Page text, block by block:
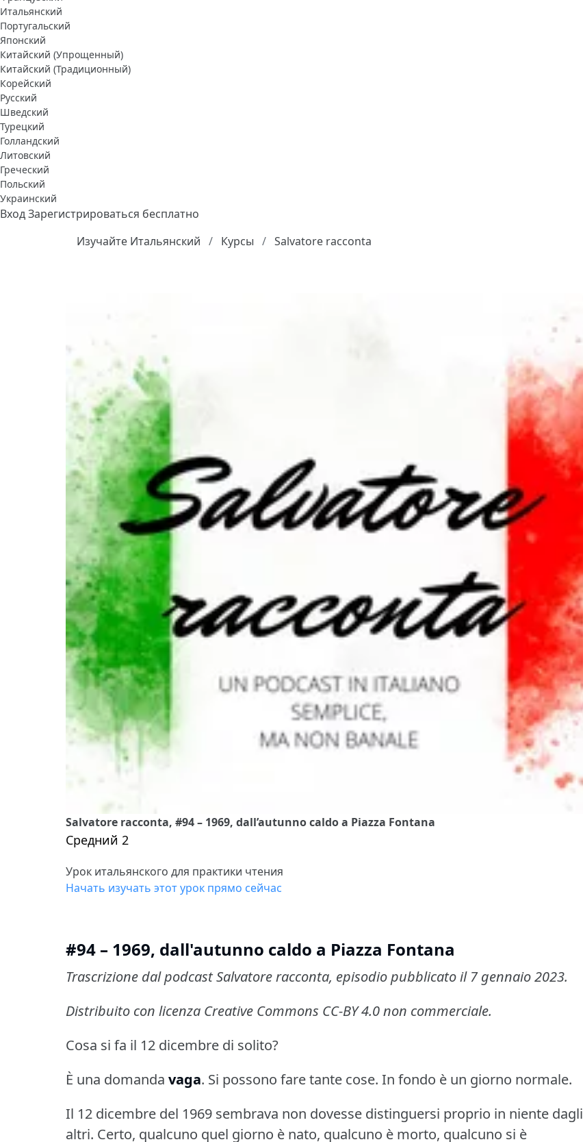
Итальянский
Португальский
Японский
Китайский (Упрощенный)
Китайский (Традиционный)
Корейский
Русский
Шведский
Турецкий
Голландский
Литовский
Греческий
Польский
Украинский
ВходЗарегистрироваться бесплатно
Изучайте Итальянский
Курсы Salvatore racconta
Salvatore racconta, #94 – 1969, dall’autunno caldo a Piazza Fontana
Средний 2
Урок итальянского для практики чтения
Начать изучать этот урок прямо сейчас
#94 – 1969, dall'autunno caldo a Piazza Fontana
Trascrizione dal podcast Salvatore racconta, episodio pubblicato il 7 gennaio 2023.
Distribuito con licenza Creative Commons CC-BY 4.0 non commerciale.
Cosa si fa il 12 dicembre di solito?
È una domanda vaga. Si possono fare tante cose. In fondo è un giorno normale.
Il 12 dicembre del 1969 sembrava non dovesse distinguersi proprio in niente dagli
altri. Certo, qualcuno quel giorno è nato, qualcuno è morto, qualcuno si è